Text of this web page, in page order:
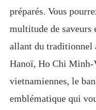
préparés. Vous
multitude de saveurs
allant du traditionnel
Hanoï, Ho Chi Minh-
vietnamiennes, le
emblématique qui